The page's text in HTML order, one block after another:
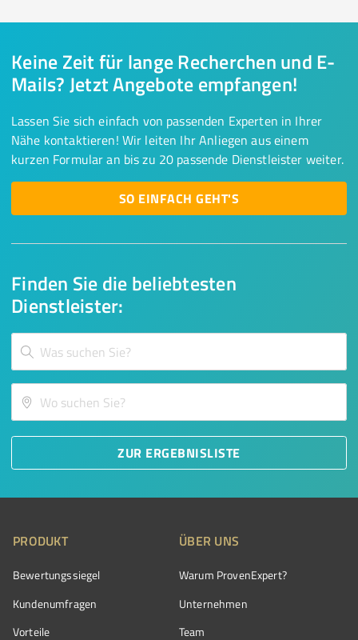
Finden Sie die beliebtesten
Dienstleister:
ZUR ERGEBNISLISTE
Keine Zeit für lange Recherchen und E-
Mails? Jetzt Angebote empfangen!
Lassen Sie sich einfach von passenden Experten in Ihrer
Nähe kontaktieren! Wir leiten Ihr Anliegen aus einem
kurzen Formular an bis zu 20 passende Dienstleister weiter.
SO EINFACH GEHT'S
PRODUKT
Bewertungssiegel
Kundenumfragen
Vorteile
ÜBER UNS
Warum ProvenExpert?
Unternehmen
Team